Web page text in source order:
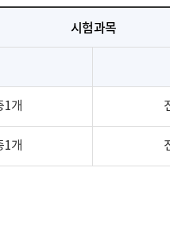
시험과목
1개
1개